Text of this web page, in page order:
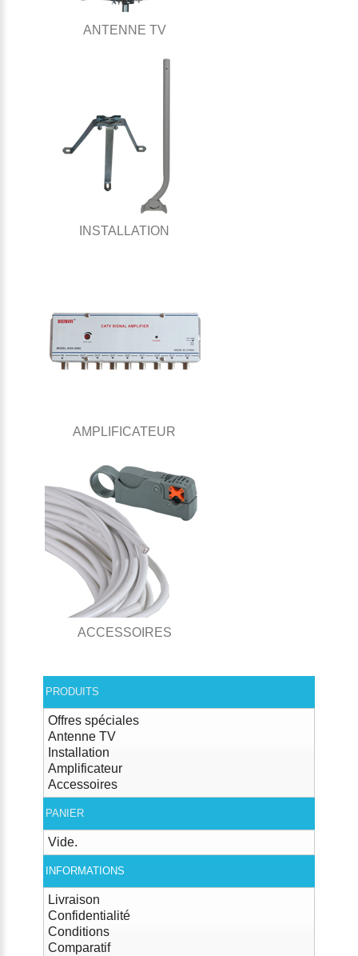
ANTENNE TV
INSTALLATION
AMPLIFICATEUR
ACCESSOIRES
PRODUITS
Offres spéciales
Antenne TV
Installation
Amplificateur
Accessoires
PANIER
Vide.
INFORMATIONS
Livraison
Confidentialité
Conditions
Comparatif